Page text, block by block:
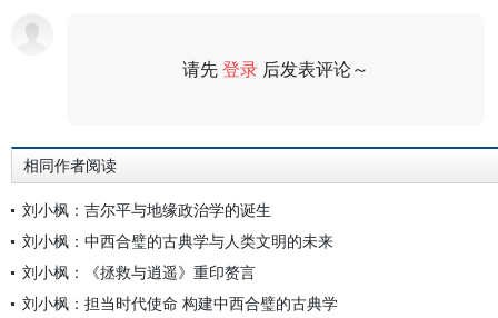
请先登录 后发表评论～
相同作者阅读
刘小枫：吉尔平与地缘政治学的诞生
刘小枫：中西合璧的古典学与人类文明的未来
刘小枫：《拯救与逍遥》重印赘言
刘小枫：担当时代使命 构建中西合璧的古典学